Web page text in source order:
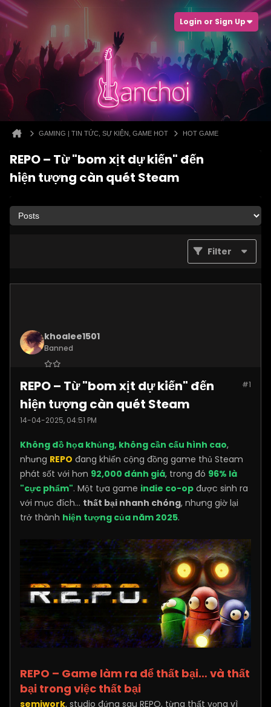
Login or Sign Up
GAMING | TIN TỨC, SỰ KIỆN, GAME HOT HOT GAME
REPO – Từ "bom xịt dự kiến" đến
hiện tượng càn quét Steam
Filter
khoalee1501
Banned
Posts: 5577 #1
REPO – Từ "bom xịt dự kiến" đến
hiện tượng càn quét Steam
14-04-2025, 04:51 PM
Không đồ họa khủng, không cần cấu hình cao,
nhưng REPO đang khiến cộng đồng game thủ Steam
phát sốt với hơn 92,000 đánh giá, trong đó 96% là
"cực phẩm". Một tựa game indie co-op được sinh ra
với mục đích… thất bại nhanh chóng, nhưng giờ lại
trở thành hiện tượng của năm 2025.
REPO – Game làm ra để thất bại… và thất
bại trong việc thất bại
semiwork, studio đứng sau REPO, từng thất vọng vì